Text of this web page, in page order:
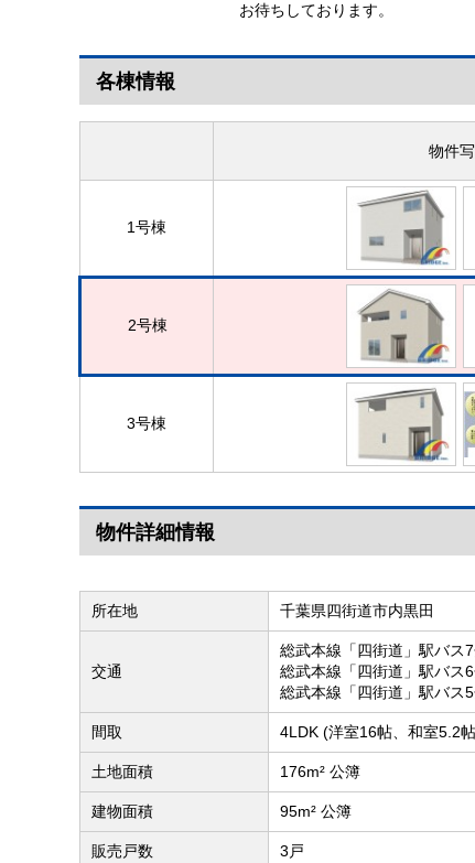
お待ちしております。
各棟情報
物件
1号棟
2号棟
3号棟
物件詳細情報
所在地 千葉県四街道市内黒田
交通
総武本線「四街道」駅バス
総武本線「四街道」駅バス
総武本線「四街道」駅バス
間取 4LDK (洋室16帖、和室5.2
土地面積 176m² 公簿
建物面積 95m² 公簿
販売戸数 3戸